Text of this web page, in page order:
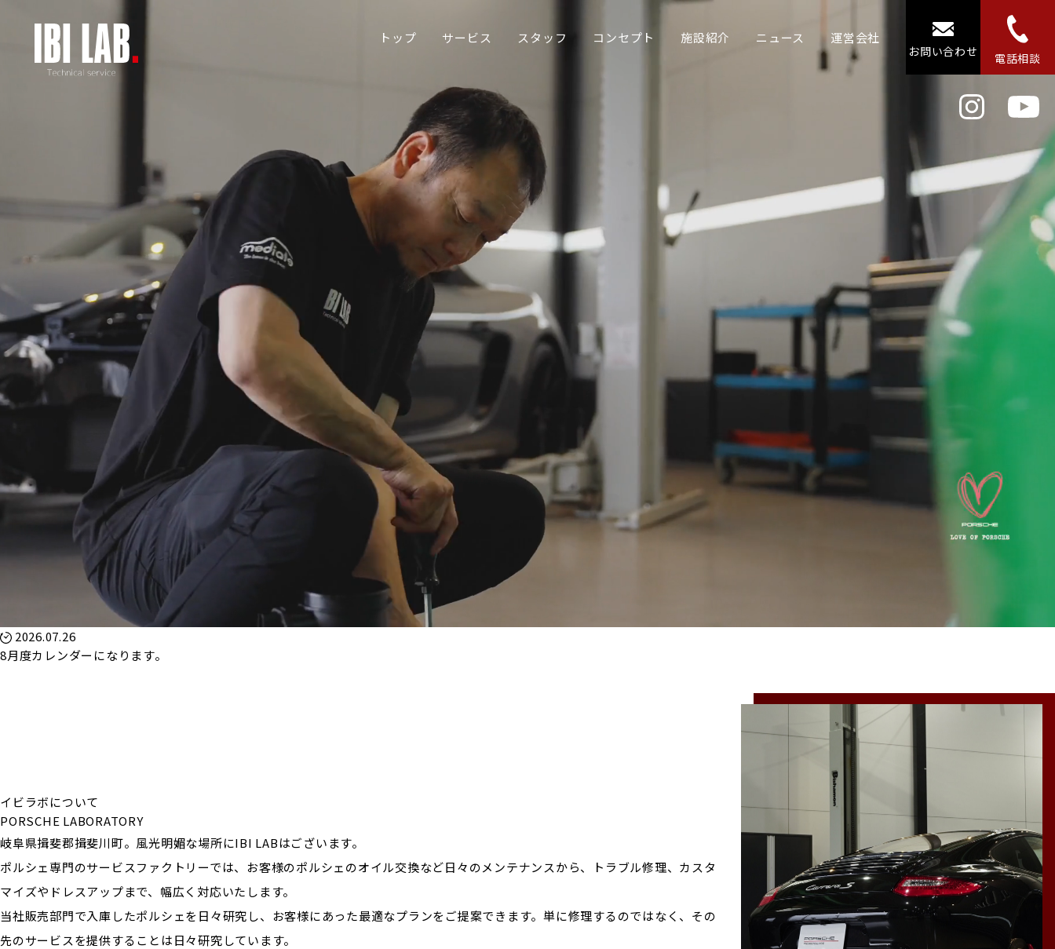
トップ サービス スタッフ コンセプト 施設紹介 ニュース 運営会社
お問い合わせ 電話相談
2026.07.26
8月度カレンダーになります。
イビラボについて
PORSCHE LABORATORY
岐阜県揖斐郡揖斐川町。風光明媚な場所にIBI LABはございます。
ポルシェ専門のサービスファクトリーでは、お客様のポルシェのオイル交換など日々のメンテナンスから、トラブル修理、カスタ
マイズやドレスアップまで、幅広く対応いたします。
当社販売部門で入庫したポルシェを日々研究し、お客様にあった最適なプランをご提案できます。単に修理するのではなく、その
先のサービスを提供することは日々研究しています。